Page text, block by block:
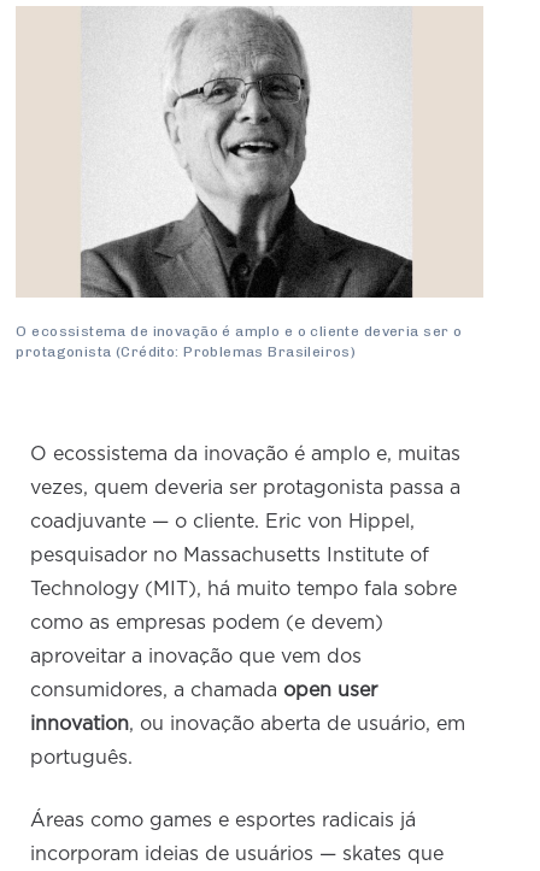
Turismo
PROJETOS ESPECIAIS:
Afixação de preços e fiscalização
Logística Reversa
Serviços
Prêmio de Sustentabilidade
Conselho de Assuntos Tributários
Conselho Estadual de Defesa do Contribuinte
Conselho de Economia Empresarial e Política
Conselho Superior de Direito
Conselho do Comércio Atacadista
Conselho de Serviços
Conselho de Relações Internacionais
Conselho de Sustentabilidade
O ecossistema de inovação é amplo e o cliente deveria ser o
protagonista (Crédito: Problemas Brasileiros)
O ecossistema da inovação é amplo e, muitas
vezes, quem deveria ser protagonista passa a
coadjuvante — o cliente. Eric von Hippel,
pesquisador no Massachusetts Institute of
Technology (MIT), há muito tempo fala sobre
como as empresas podem (e devem)
aproveitar a inovação que vem dos
consumidores, a chamada open user
innovation, ou inovação aberta de usuário, em
português.
Áreas como games e esportes radicais já
incorporam ideias de usuários — skates que